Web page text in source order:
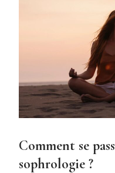
Comment se
sophrologie ?